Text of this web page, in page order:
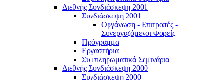
Διεθνής Συνδιάσκεψη 2001
Συνδιάσκεψη 2001
Οργάνωση - Επιτροπές -
Συνεργαζόμενοι Φορείς
Πρόγραμμα
Εργαστήρια
Συμπληρωματικά Σεμινάρια
Διεθνής Συνδιάσκεψη 2000
Συνδιάσκεψη 2000